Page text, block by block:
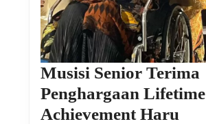
Musisi Senior Terima
Penghargaan Lifetime
Achievement Haru